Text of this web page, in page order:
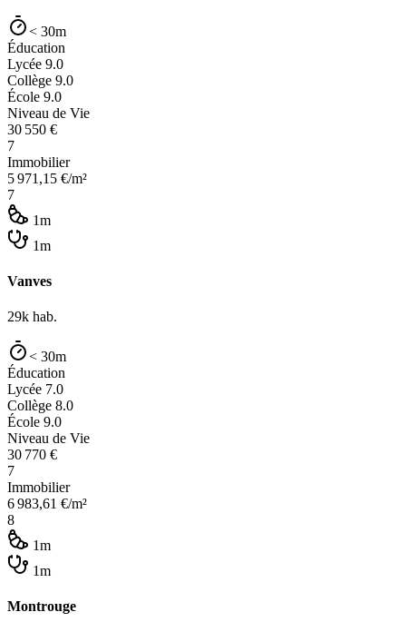
< 30m
Éducation
Lycée 9.0
Collège 9.0
École 9.0
Niveau de Vie
30 550 €
7
Immobilier
5 971,15 €/m²
7
1m
1m
Vanves
29k hab.
< 30m
Éducation
Lycée 7.0
Collège 8.0
École 9.0
Niveau de Vie
30 770 €
7
Immobilier
6 983,61 €/m²
8
1m
1m
Montrouge